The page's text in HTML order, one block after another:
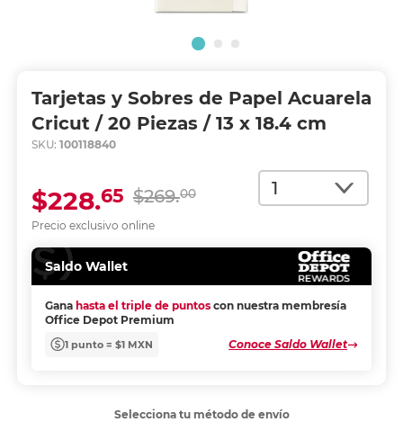
Tarjetas y Sobres de Papel Acuarela
Cricut / 20 Piezas / 13 x 18.4 cm
SKU: 100118840
Cantidad
Precio exclusivo online
$269.00
$228.65
Saldo Wallet
Gana hasta el triple de puntos con nuestra membresía
Office Depot Premium
1 punto = $1 MXN Conoce Saldo Wallet
Selecciona tu método de envío